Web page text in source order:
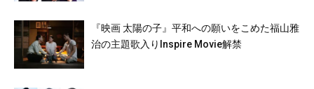
『映画 太陽の子』平和への願いをこめた福山雅
治の主題歌入りInspire Movie解禁